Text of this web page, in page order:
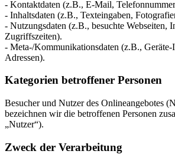
- Kontaktdaten (z.B., E-Mail,
- Inhaltsdaten (z.B., Texteingaben,
- Nutzungsdaten (z.B., besuchte Webseiten,
Zugriffszeiten).
- Meta-/Kommunikationsdaten (z.B.,
Adressen).
Kategorien betroffener Personen
Besucher und Nutzer des Onlineangebotes
bezeichnen wir die betroffenen Personen
„Nutzer“).
Zweck der Verarbeitung